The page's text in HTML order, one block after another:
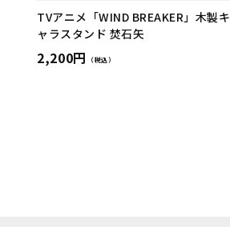
TVアニメ「WIND BREAKER」木製キ
ャラスタンド 焚石矢
2,200円 （税込）